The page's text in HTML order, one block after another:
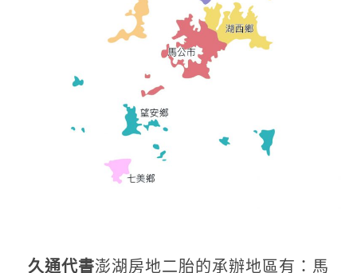
久通代書澎湖房地二胎的承辦地區有：馬